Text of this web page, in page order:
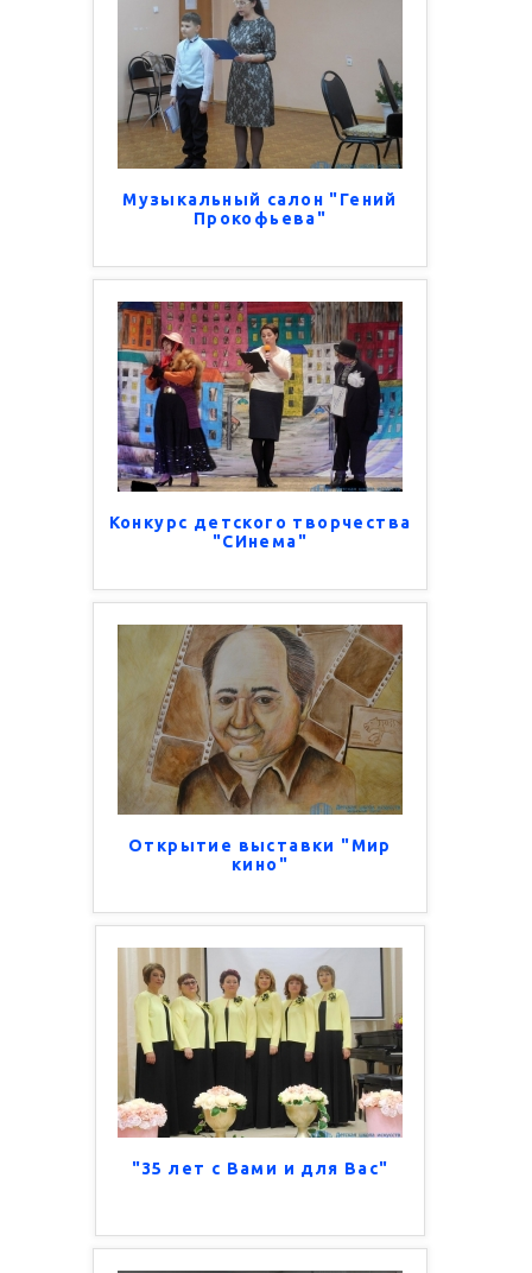
Музыкальный салон "Гений
Прокофьева"
Конкурс детского творчества
"СИнема"
Открытие выставки "Мир
кино"
"35 лет с Вами и для Вас"